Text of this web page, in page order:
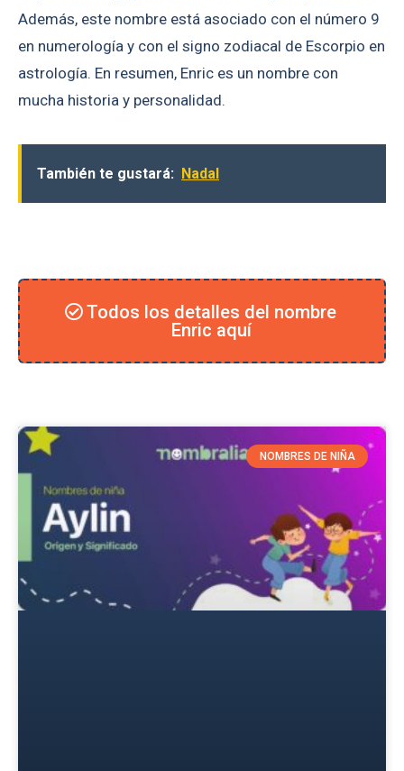
Además, este nombre está asociado con el número 9
en numerología y con el signo zodiacal de Escorpio en
astrología. En resumen, Enric es un nombre con
mucha historia y personalidad.
También te gustará: Nadal
Todos los detalles del nombre
Enric aquí
NOMBRES DE NIÑA